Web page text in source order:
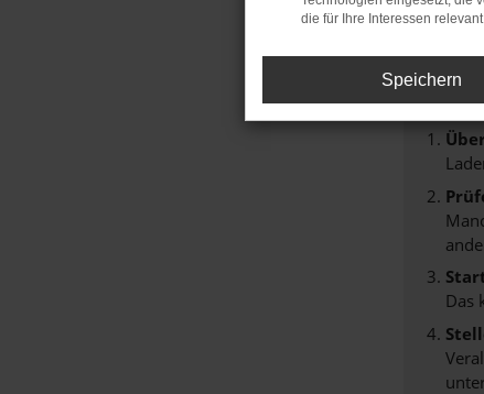
Beim
Hier
Das
die für Ihre Interessen
Speichern